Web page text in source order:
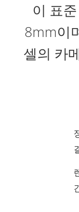
이 표
8mm이
셀의 카